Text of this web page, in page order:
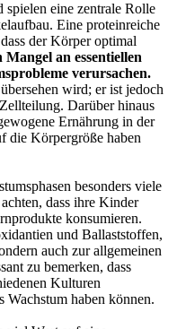
spielen eine zentrale Rolle
Eine proteinreiche
der Körper optimal
Mangel an essentiellen
verursachen.
wird; er ist jedoch
Darüber hinaus
Ernährung in der
die Körpergröße haben
besonders viele
dass ihre Kinder
konsumieren.
und Ballaststoffen,
auch zur allgemeinen
zu bemerken, dass
Kulturen
haben können.